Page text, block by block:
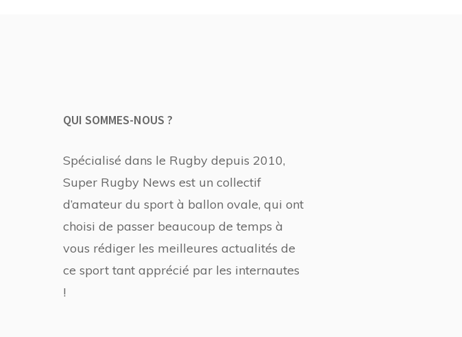
QUI SOMMES-NOUS ?
Spécialisé dans le Rugby depuis 2010,
Super Rugby News est un collectif
d’amateur du sport à ballon ovale, qui ont
choisi de passer beaucoup de temps à
vous rédiger les meilleures actualités de
ce sport tant apprécié par les internautes
!